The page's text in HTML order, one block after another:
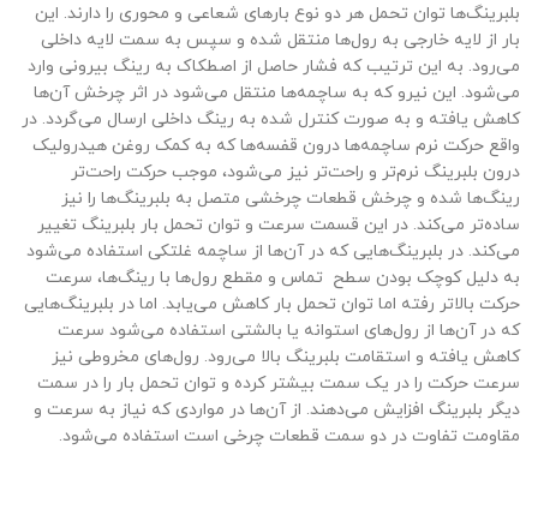
بلبرینگ‌ها توان تحمل هر دو نوع بارهای شعاعی و محوری را دارند. این
بار از لایه خارجی به رول‌ها منتقل شده و سپس به سمت لایه داخلی
می‌رود. به این ترتیب که فشار حاصل از اصطکاک به رینگ بیرونی وارد
می‌شود. این نیرو که به ساچمه‌ها منتقل می‌شود در اثر چرخش آن‌ها
کاهش یافته و به صورت کنترل شده به رینگ‌ داخلی ارسال می‌گردد. در
واقع حرکت نرم ساچمه‌ها درون قفسه‌ها که به کمک روغن هیدرولیک
درون بلبرینگ نرم‌تر و راحت‌تر نیز می‌شود، موجب حرکت راحت‌تر
رینگ‌ها شده و چرخش قطعات چرخشی متصل به بلبرینگ‌ها را نیز
ساده‌تر می‌کند. در این قسمت سرعت و توان تحمل بار بلبرینگ تغییر
می‌کند. در بلبرینگ‌هایی که در آن‌ها از ساچمه غلتکی استفاده می‌شود
به دلیل کوچک بودن سطح تماس و مقطع رول‌ها با رینگ‌ها، سرعت
حرکت بالاتر رفته اما توان تحمل بار کاهش می‌یابد. اما در بلبرینگ‌هایی
که در آن‌ها از رول‌های استوانه یا بالشتی استفاده می‌شود سرعت
کاهش یافته و استقامت بلبرینگ بالا می‌رود. رول‌های مخروطی نیز
سرعت حرکت را در یک سمت بیشتر کرده و توان تحمل بار را در سمت
دیگر بلبرینگ افزایش می‌دهند. از آن‌ها در مواردی که نیاز به سرعت و
مقاومت تفاوت در دو سمت قطعات چرخی است استفاده می‌شود.